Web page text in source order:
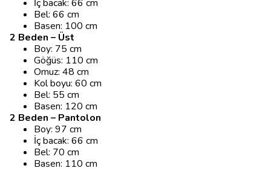
İç bacak: 66 cm
Bel: 66 cm
Basen: 100 cm
2 Beden – Üst
Boy: 75 cm
Göğüs: 110 cm
Omuz: 48 cm
Kol boyu: 60 cm
Bel: 55 cm
Basen: 120 cm
2 Beden – Pantolon
Boy: 97 cm
İç bacak: 66 cm
Bel: 70 cm
Basen: 110 cm